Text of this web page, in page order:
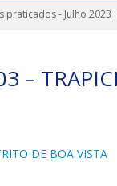
praticados - Julho 2023
–
DE BOA VISTA